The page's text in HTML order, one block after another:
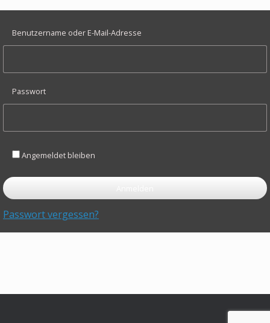
Benutzername oder E-Mail-Adresse
Passwort
Angemeldet bleiben
Passwort vergessen?